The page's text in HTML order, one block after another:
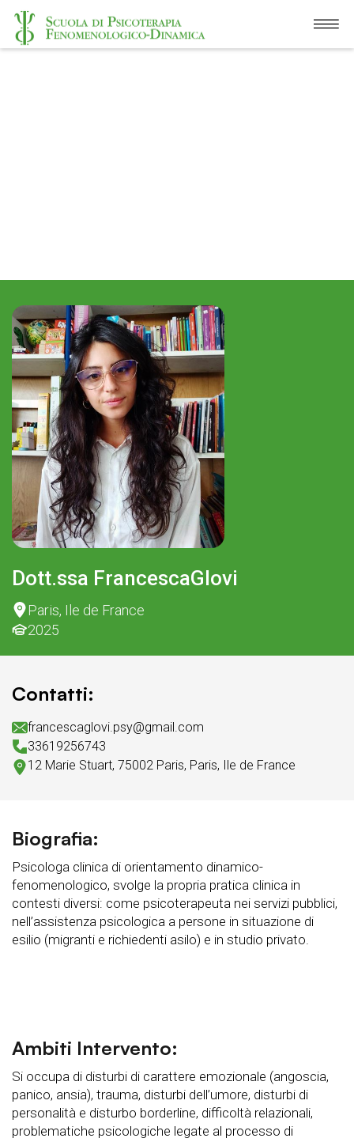
Dott.ssa FrancescaGlovi
Paris, Ile de France
2025
Contatti:
francescaglovi.psy@gmail.com
33619256743
12 Marie Stuart, 75002 Paris, Paris, Ile de France
Biografia:
Psicologa clinica di orientamento dinamico-
fenomenologico, svolge la propria pratica clinica in
contesti diversi: come psicoterapeuta nei servizi pubblici,
nell’assistenza psicologica a persone in situazione di
esilio (migranti e richiedenti asilo) e in studio privato.
Ambiti Intervento:
Si occupa di disturbi di carattere emozionale (angoscia,
panico, ansia), trauma, disturbi dell’umore, disturbi di
personalità e disturbo borderline, difficoltà relazionali,
problematiche psicologiche legate al processo di